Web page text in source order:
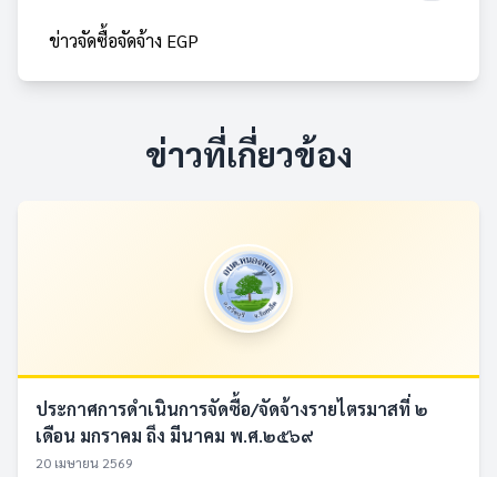
ข่าวจัดซื้อจัดจ้าง EGP
ข่าวที่เกี่ยวข้อง
ประกาศการดำเนินการจัดซื้อ/จัดจ้างรายไตรมาสที่ ๒
เดือน มกราคม ถึง มีนาคม พ.ศ.๒๕๖๙
20 เมษายน 2569